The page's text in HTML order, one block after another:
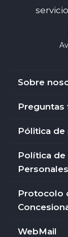
Sobre
Preguntas
Pólitica de
Política
Personales
Protocolo
WebMail